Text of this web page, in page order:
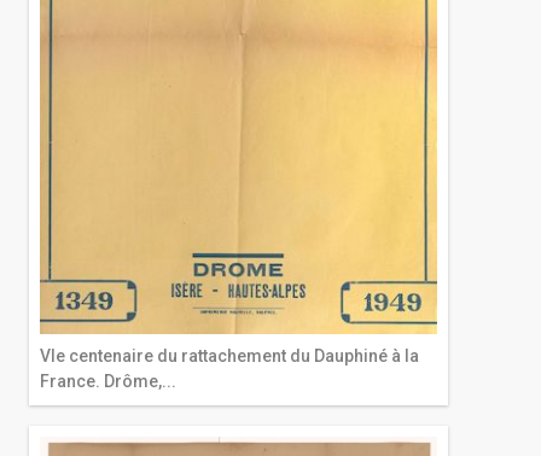
VIe centenaire du rattachement du Dauphiné à la
France. Drôme,...